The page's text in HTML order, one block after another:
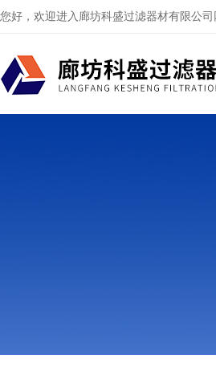
您好，欢迎进入廊坊科盛过滤器材有限公司